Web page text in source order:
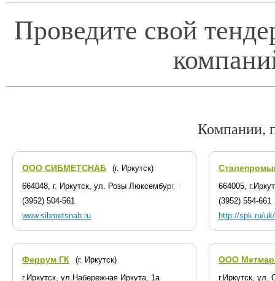
Проведите свой
Компании,
ООО СИБМЕТСНАБ
(г. Иркутск)
664048, г. Иркутск, ул. Розы Люксембург, 184/9
(3952) 504-561
www.sibmetsnab.ru
664005,
(3952) 554-661
http://spk.ru/
Феррум ГК
(г. Иркутск)
г.Иркутск, ул.Набережная Иркута, 1а
ООО
г.Иркутск, ул.